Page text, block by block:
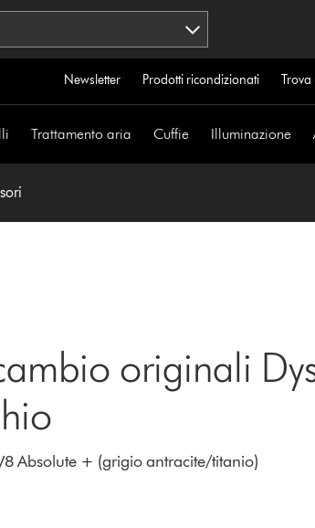
Newsletter Prodotti ricondizionati
Trattamento aria Cuffie Illuminazione
originali
Absolute + (grigio antracite/titanio)